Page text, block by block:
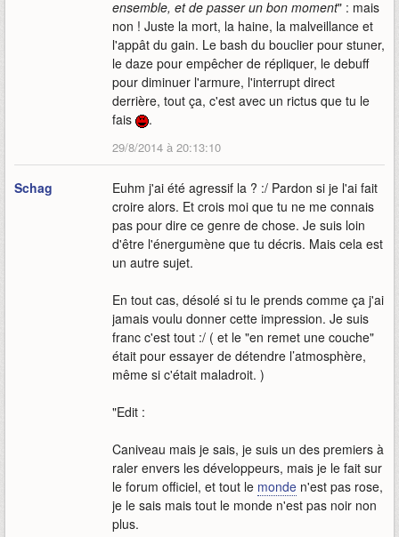
ensemble, et de passer un bon moment" : mais
non ! Juste la mort, la haine, la malveillance et
l'appât du gain. Le bash du bouclier pour stuner,
le daze pour empêcher de répliquer, le debuff
pour diminuer l'armure, l'interrupt direct
derrière, tout ça, c'est avec un rictus que tu le
fais
.
29/8/2014 à 20:13:10
Schag
Euhm j'ai été agressif la ? :/ Pardon si je l'ai fait
croire alors. Et crois moi que tu ne me connais
pas pour dire ce genre de chose. Je suis loin
d'être l'énergumène que tu décris. Mais cela est
un autre sujet.
En tout cas, désolé si tu le prends comme ça j'ai
jamais voulu donner cette impression. Je suis
franc c'est tout :/ ( et le "en remet une couche"
était pour essayer de détendre l’atmosphère,
même si c'était maladroit. )
"Edit :
Caniveau mais je sais, je suis un des premiers à
raler envers les développeurs, mais je le fait sur
le forum officiel, et tout le monde n'est pas rose,
je le sais mais tout le monde n'est pas noir non
plus.